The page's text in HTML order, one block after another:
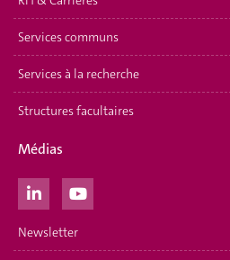
Services communs
Services à la recherche
Structures facultaires
Médias
Newsletter